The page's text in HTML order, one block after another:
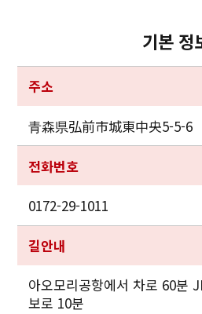
기본 정
주소
青森県弘前市城東中央5-5-6
전화번호
0172-29-1011
길안내
아오모리공항에서 차로 60분
보로 10분